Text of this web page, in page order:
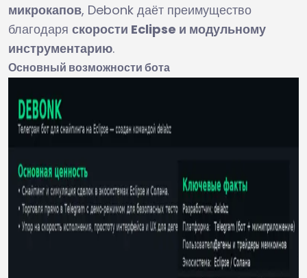
микрокапов, Debonk даёт преимущество
благодаря скорости Eclipse и модульному
инструментарию.
Основный возможности бота